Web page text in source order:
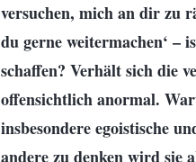
versuchen, mich an dir zu
du gerne weitermachen‘ –
schaffen? Verhält sich die
offensichtlich anormal.
insbesondere egoistische
andere zu denken wird sie